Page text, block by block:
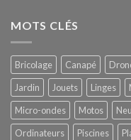
MOTS CLÉS
Bricolage Canapé
Jardin
Jouets Linges
Micro-ondes
Motos
Ordinateurs
Piscines